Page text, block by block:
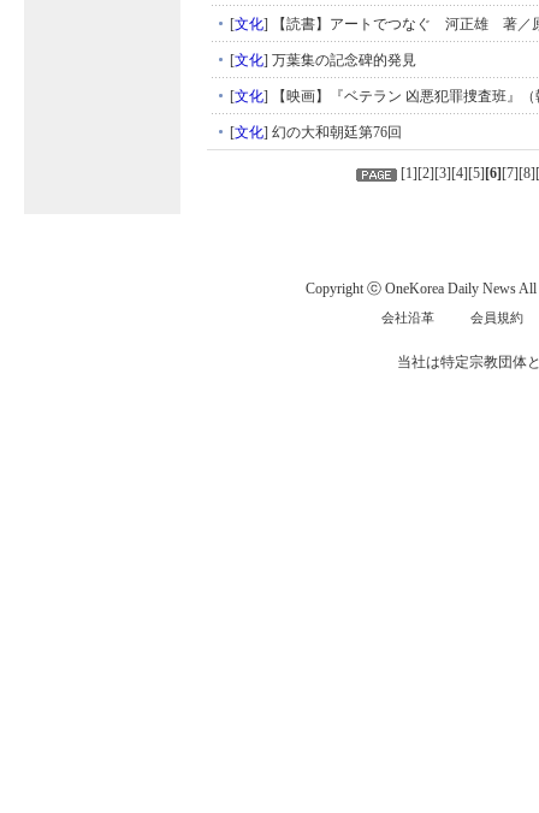
[文化] 【読書】アートでつなぐ 河正雄 著
[文化] 万葉集の記念碑的発見
[文化] 【映画】『ベテラン 凶悪犯罪捜査班』
[文化] 幻の大和朝廷第76回
[1][2][3][4][5] [6] [7][8][
Copyright ⓒ OneKorea Daily News All
会社沿革 会員規約
当社は特定宗教団体